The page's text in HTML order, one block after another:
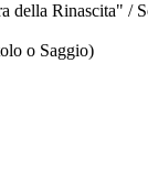
della Rinascita" /
o Saggio)